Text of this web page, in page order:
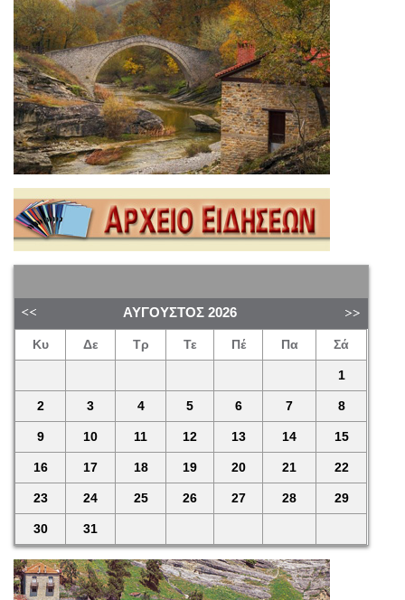
ΑΎΓΟΥΣΤΟΣ 2026
Κυ Δε Τρ Τε Πέ Πα Σά
1
2 3 4 5 6 7 8
9 10 11 12 13 14 15
16 17 18 19 20 21 22
23 24 25 26 27 28 29
30 31